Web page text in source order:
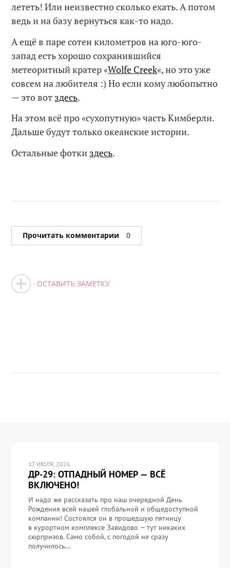
лететь! Или неизвестно сколько ехать. А потом
ведь и на базу вернуться как-то надо.
А ещё в паре сотен километров на юго-юго-
запад есть хорошо сохранившийся
метеоритный кратер «Wolfe Creek«, но это уже
совсем на любителя :) Но если кому любопытно
— это вот здесь.
На этом всё про «сухопутную» часть Кимберли.
Дальше будут только океанские истории.
Остальные фотки здесь.
Прочитать комментарии 0
ОСТАВИТЬ ЗАМЕТКУ
17 ИЮЛЯ, 2026
ДР-29: ОТПАДНЫЙ НОМЕР — ВСЁ
ВКЛЮЧЕНО!
И надо же рассказать про наш очередной День
Рождения всей нашей глобальной и общедоступной
компании! Состоялся он в прошедшую пятницу
в курортном комплексе Завидово — тут никаких
сюрпризов. Само собой, с погодой не сразу
получилось…